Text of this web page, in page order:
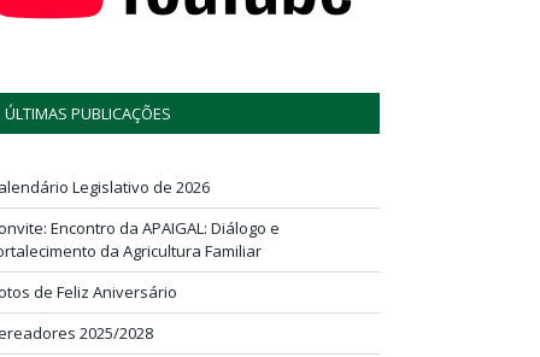
ÚLTIMAS PUBLICAÇÕES
Legislativo de 2026
Encontro da APAIGAL: Diálogo e
da Agricultura Familiar
de Feliz Aniversário
2025/2028